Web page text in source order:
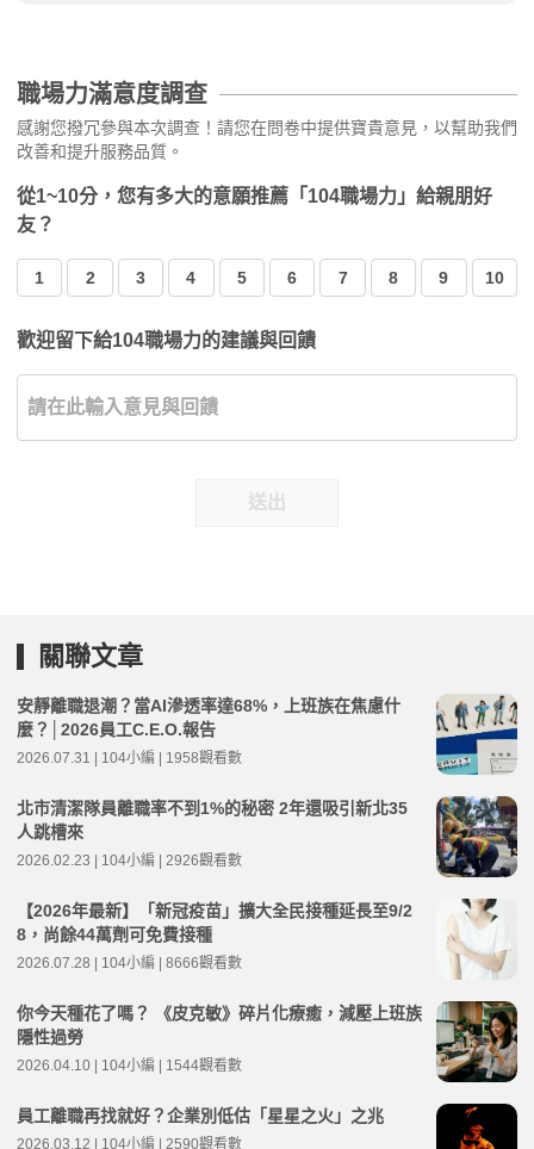
職場力滿意度調查
感謝您撥冗參與本次調查！請您在問卷中提供寶貴意見，以幫助我們
改善和提升服務品質。
從1~10分，您有多大的意願推薦「104職場力」給親朋好
友？
1 2 3 4 5 6 7 8 9 10
歡迎留下給104職場力的建議與回饋
送出
關聯文章
安靜離職退潮？當AI滲透率達68%，上班族在焦慮什
麼？│2026員工C.E.O.報告
2026.07.31 | 104小編 | 1958觀看數
北市清潔隊員離職率不到1%的秘密 2年還吸引新北35
人跳槽來
2026.02.23 | 104小編 | 2926觀看數
【2026年最新】「新冠疫苗」擴大全民接種延長至9/2
8，尚餘44萬劑可免費接種
2026.07.28 | 104小編 | 8666觀看數
你今天種花了嗎？ 《皮克敏》碎片化療癒，減壓上班族
隱性過勞
2026.04.10 | 104小編 | 1544觀看數
員工離職再找就好？企業別低估「星星之火」之兆
2026.03.12 | 104小編 | 2590觀看數